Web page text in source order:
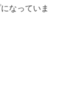
なっていま